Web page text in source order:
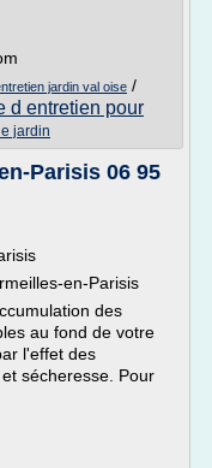
jardin val oise /
d entretien pour
jardin
Parisis 06 95
en-Parisis
des
au fond de votre
l'effet des
sécheresse. Pour